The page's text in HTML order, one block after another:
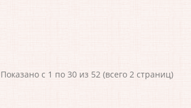
Показано с 1 по 30 из 52 (всего 2 страниц)